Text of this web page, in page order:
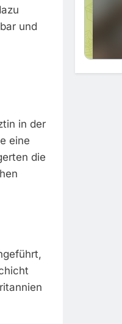
und
in der
eine
die